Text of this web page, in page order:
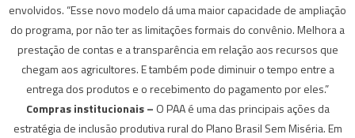
envolvidos. “Esse novo modelo dá uma maior capacidade de ampliação
do programa, por não ter as limitações formais do convênio. Melhora a
prestação de contas e a transparência em relação aos recursos que
chegam aos agricultores. E também pode diminuir o tempo entre a
entrega dos produtos e o recebimento do pagamento por eles.”
Compras institucionais – O PAA é uma das principais ações da
estratégia de inclusão produtiva rural do Plano Brasil Sem Miséria. Em